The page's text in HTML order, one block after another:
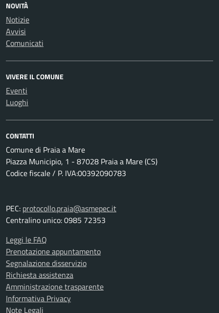
NOVITÀ
Notizie
Avvisi
Comunicati
VIVERE IL COMUNE
Eventi
Luoghi
CONTATTI
Comune di Praia a Mare
Piazza Municipio, 1 - 87028 Praia a Mare (CS)
Codice fiscale / P. IVA:00392090783
PEC: protocollo.praia@asmepec.it
Centralino unico: 0985 72353
Leggi le FAQ
Prenotazione appuntamento
Segnalazione disservizio
Richiesta assistenza
Amministrazione trasparente
Informativa Privacy
Note Legali